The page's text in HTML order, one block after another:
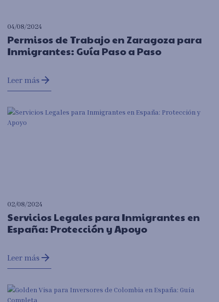
04/08/2024
Permisos de Trabajo en Zaragoza para
Inmigrantes: Guía Paso a Paso
Leer más arrow_forward
02/08/2024
Servicios Legales para Inmigrantes en
España: Protección y Apoyo
Leer más arrow_forward